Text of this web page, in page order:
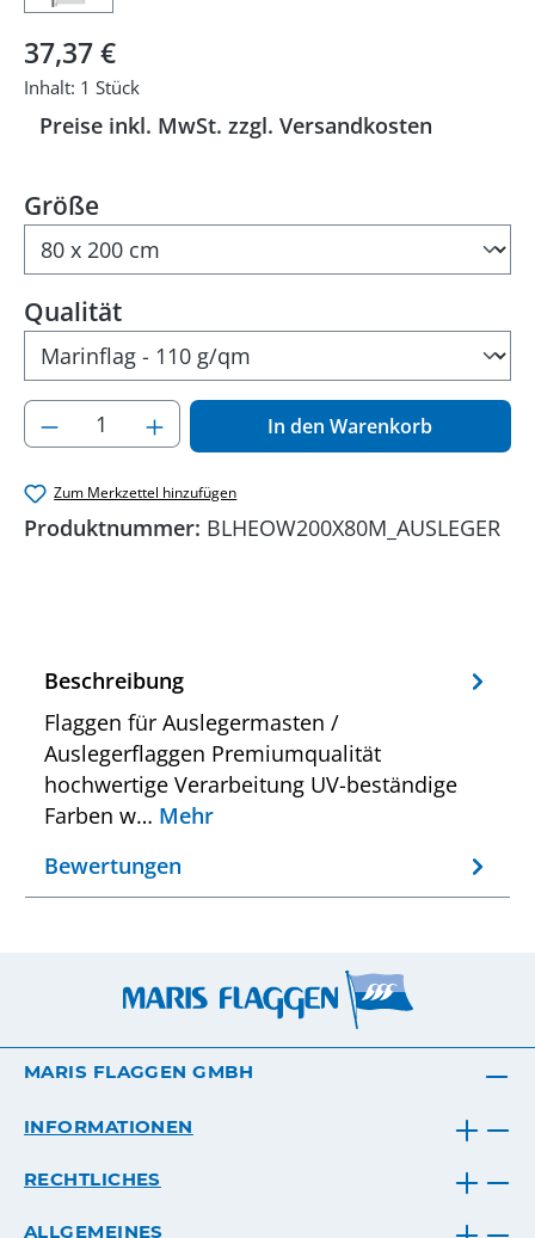
Regulärer Preis:
37,37 €
Inhalt: 1 Stück
Preise inkl. MwSt. zzgl. Versandkosten
Größeauswählen
Qualitätauswählen
Produkt Anzahl: Gib den gewünschten
In den Warenkorb
Zum Merkzettel hinzufügen
Produktnummer: BLHEOW200X80M_AUSLEGER
Beschreibung
Flaggen für Auslegermasten /
Auslegerflaggen Premiumqualität
hochwertige Verarbeitung UV-beständige
Farben w… Mehr
Bewertungen
MARIS FLAGGEN GMBH
INFORMATIONEN
RECHTLICHES
ALLGEMEINES